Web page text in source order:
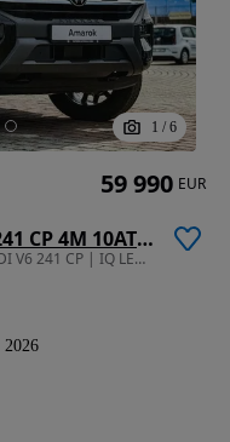
1 / 6
Volkswagen Amarok 3.0 TDI 241 CP 4M 10AT PanAmericana
2993 cm3 • 241 CP • Pan Americana 3.0 TDI V6 241 CP | IQ LED MATRIX | Area View | ACC
2026
59 990 EUR